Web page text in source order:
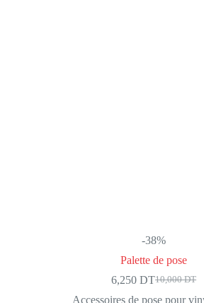
-38%
Palette de pose
10,000DT
Le
prix
6,250DTLe
prix
Accessoires de pose pour